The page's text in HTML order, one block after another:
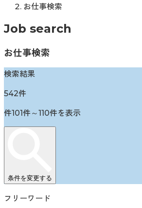
お仕事検索
Job search
お仕事検索
検索結果
542件
件101件～110件を表示
条件を変更する
フリーワード